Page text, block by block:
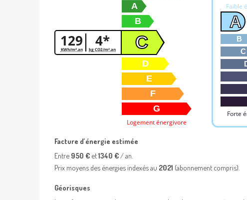
129
KWh/m².an 4*
kg CO2/m².an
A
B
C
D
E
F
G
Logement énergivore
Faible
A
B
C
Forte
Facture d’énergie estimée
Entre 950 € et1340 €/ an.
Prix moyens des énergies indexés au 2021 (abonnement compris).
Géorisques